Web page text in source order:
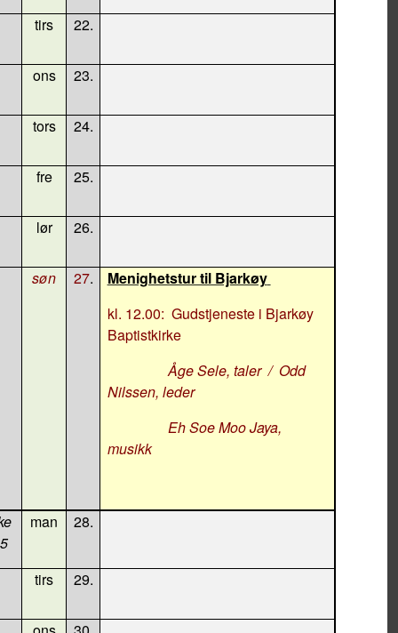
tirs 22.
ons 23.
tors 24.
fre 25.
lør 26.
søn 27.
Menighetstur til Bjarkøy
kl. 12.00: Gudstjeneste i Bjarkøy
Baptistkirke
Åge Sele, taler / Odd
Nilssen, leder
Eh Soe Moo Jaya,
musikk
man 28.
tirs 29.